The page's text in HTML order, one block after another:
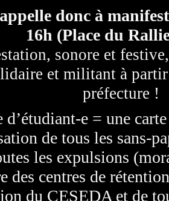
donc à
16h (Place du
sonore et
et militant à
préfecture !
d’étudiant-e = une
de tous les sans-
les expulsions
des centres de rétention
du CESEDA et de